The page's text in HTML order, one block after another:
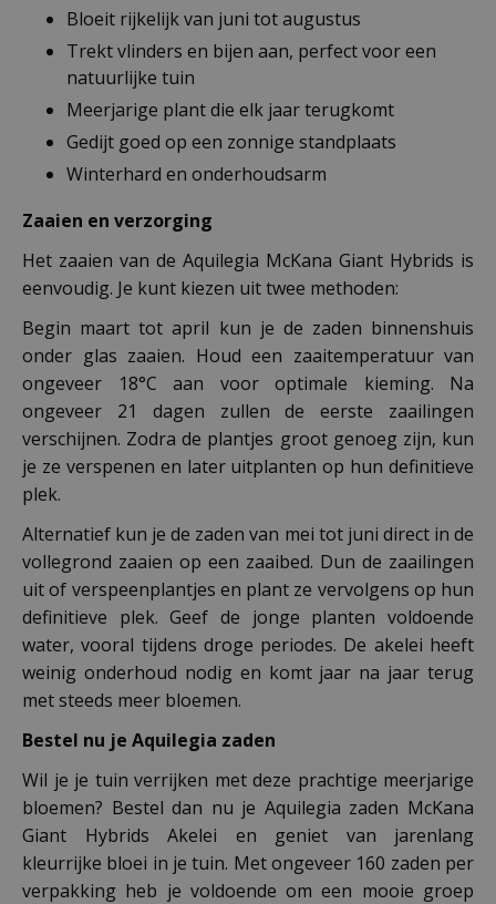
Bloeit rijkelijk van juni tot augustus
Trekt vlinders en bijen aan, perfect voor een
natuurlijke tuin
Meerjarige plant die elk jaar terugkomt
Gedijt goed op een zonnige standplaats
Winterhard en onderhoudsarm
Zaaien en verzorging
Het zaaien van de Aquilegia McKana Giant Hybrids is
eenvoudig. Je kunt kiezen uit twee methoden:
Begin maart tot april kun je de zaden binnenshuis
onder glas zaaien. Houd een zaaitemperatuur van
ongeveer 18°C aan voor optimale kieming. Na
ongeveer 21 dagen zullen de eerste zaailingen
verschijnen. Zodra de plantjes groot genoeg zijn, kun
je ze verspenen en later uitplanten op hun definitieve
plek.
Alternatief kun je de zaden van mei tot juni direct in de
vollegrond zaaien op een zaaibed. Dun de zaailingen
uit of verspeenplantjes en plant ze vervolgens op hun
definitieve plek. Geef de jonge planten voldoende
water, vooral tijdens droge periodes. De akelei heeft
weinig onderhoud nodig en komt jaar na jaar terug
met steeds meer bloemen.
Bestel nu je Aquilegia zaden
Wil je je tuin verrijken met deze prachtige meerjarige
bloemen? Bestel dan nu je Aquilegia zaden McKana
Giant Hybrids Akelei en geniet van jarenlang
kleurrijke bloei in je tuin. Met ongeveer 160 zaden per
verpakking heb je voldoende om een mooie groep